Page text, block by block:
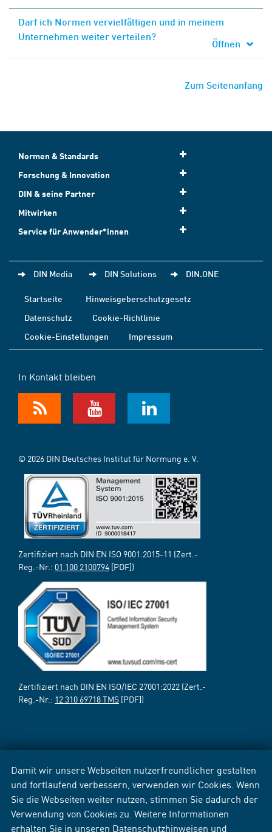
Damit wir unsere Webseiten nutzerfreundlicher gestalten
und fortlaufend verbessern, verwenden wir Cookies. Wenn
Sie die Webseiten weiter nutzen, stimmen Sie dadurch der
Verwendung von Cookies zu. Weitere Informationen
erhalten Sie in unseren Datenschutzhinweisen und
Darf ich Normen vervielfältigen und in meinem
Unternehmen weiter verteilen?
Öffnen
Zum Seitenanfang
Normen & Standards
Forschung & Innovation
DIN & seine Partner
Mitwirken
Service für Anwender*innen
DIN Media DIN Solutions DIN.ONE
Startseite
Hinweisgeberschutzgesetz
Datenschutz
Cookie-Richtlinie
Cookie-Einstellungen
Impressum
In Kontakt bleiben
© 2026 DIN Deutsches Institut für Normung e. V.
Zertifiziert nach DIN EN ISO 9001:2015-11 (Zert.-
Reg.-Nr.: 01 100 2100794 [PDF])
Zertifiziert nach DIN EN ISO/IEC 27001:2022 (Zert.-
Reg.-Nr.: 12 310 69718 TMS [PDF])